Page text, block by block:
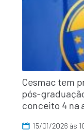
Cesmac tem
pós-
conceito 4 na
15/01/2026 às